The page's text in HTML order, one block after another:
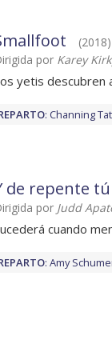
por Karey
yetis descubren
: Channing
de repente tú
por Judd
cuando
: Amy